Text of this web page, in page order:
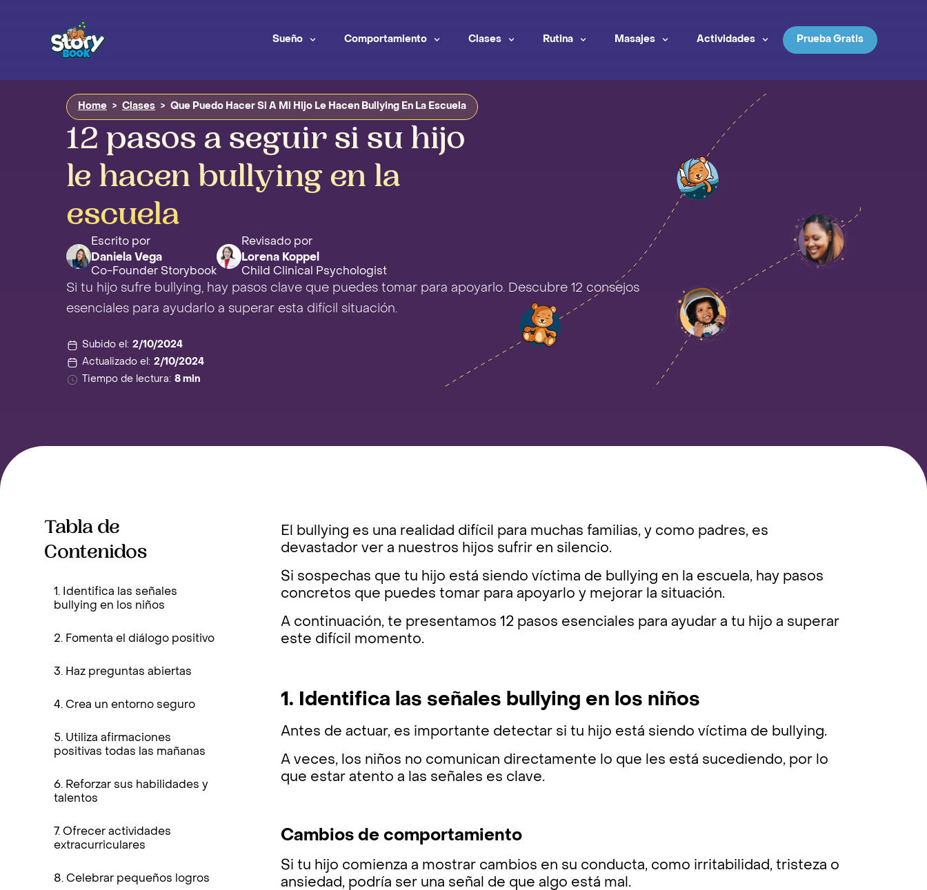
Sueño Comportamiento Clases Rutina Masajes Actividades Prueba Gratis
Home > Clases > Que Puedo Hacer Si A Mi Hijo Le Hacen Bullying En La Escuela
12 pasos a seguir si su hijo
le hacen bullying en la
escuela
Escrito por
Daniela Vega
Co-Founder Storybook
Revisado por
Lorena Koppel
Child Clinical Psychologist
Si tu hijo sufre bullying, hay pasos clave que puedes tomar para apoyarlo. Descubre 12 consejos
esenciales para ayudarlo a superar esta difícil situación.
Subido el: 2/10/2024
Actualizado el: 2/10/2024
Tiempo de lectura: 8 min
Tabla de
Contenidos
1. Identifica las señales
bullying en los niños
2. Fomenta el diálogo positivo
3. Haz preguntas abiertas
4. Crea un entorno seguro
5. Utiliza afirmaciones
positivas todas las mañanas
6. Reforzar sus habilidades y
talentos
7. Ofrecer actividades
extracurriculares
8. Celebrar pequeños logros
El bullying es una realidad difícil para muchas familias, y como padres, es
devastador ver a nuestros hijos sufrir en silencio.
Si sospechas que tu hijo está siendo víctima de bullying en la escuela, hay pasos
concretos que puedes tomar para apoyarlo y mejorar la situación.
A continuación, te presentamos 12 pasos esenciales para ayudar a tu hijo a superar
este difícil momento.
1. Identifica las señales bullying en los niños
Antes de actuar, es importante detectar si tu hijo está siendo víctima de bullying.
A veces, los niños no comunican directamente lo que les está sucediendo, por lo
que estar atento a las señales es clave.
Cambios de comportamiento
Si tu hijo comienza a mostrar cambios en su conducta, como irritabilidad, tristeza o
ansiedad, podría ser una señal de que algo está mal.